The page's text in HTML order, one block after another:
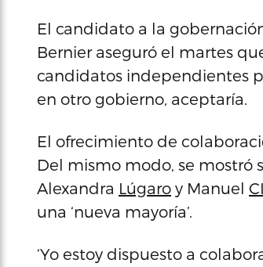
El candidato a la
Bernier aseguró el martes
candidatos independientes
en otro gobierno, aceptaría.
El ofrecimiento de
Del mismo modo, se mostró
Alexandra Lúgaro y Manuel
una ‘nueva mayoría’.
‘Yo estoy dispuesto a